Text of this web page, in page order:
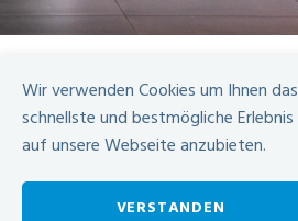
Spital Limmattal
Urdorferstrasse 100
8952 Schlieren
+41 44 733 11 11
info@spital-limmattal.ch
Wir verwenden Cookies um Ihnen das
schnellste und bestmögliche Erlebnis
auf unsere Webseite anzubieten.
VERSTANDEN